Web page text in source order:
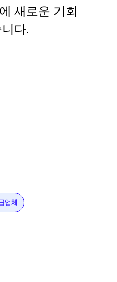
새로운 기회
다.
업체